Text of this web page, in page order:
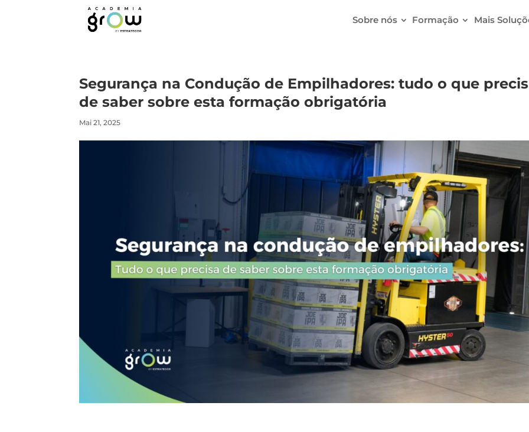
Sobre nós Formação Mais
Segurança na Condução de Empilhadores: tudo o que
de saber sobre esta formação obrigatória
Mai 21, 2025